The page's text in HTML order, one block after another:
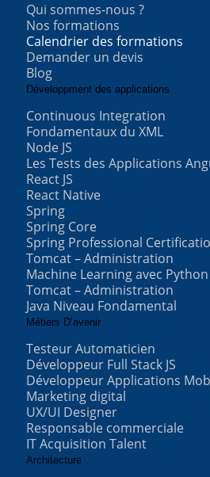
Qui sommes-nous ?
Nos formations
Calendrier des formations
Demander un devis
Blog
Développment des applications
Continuous Integration
Fondamentaux du XML
Node JS
Les Tests des Applications
React JS
React Native
Spring
Spring Core
Spring Professional
Tomcat – Administration
Machine Learning avec Python
Tomcat – Administration
Java Niveau Fondamental
Métiers D’avenir
Testeur Automaticien
Développeur Full Stack JS
Développeur Applications
Marketing digital
UX/UI Designer
Responsable commerciale
IT Acquisition Talent
Architecture